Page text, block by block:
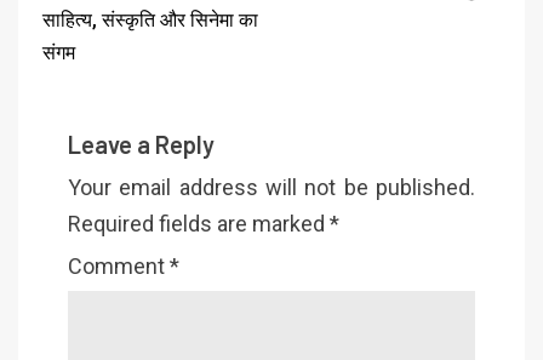
साहित्य, संस्कृति और सिनेमा का
संगम
Leave a Reply
Your email address will not be published.
Required fields are marked *
Comment*